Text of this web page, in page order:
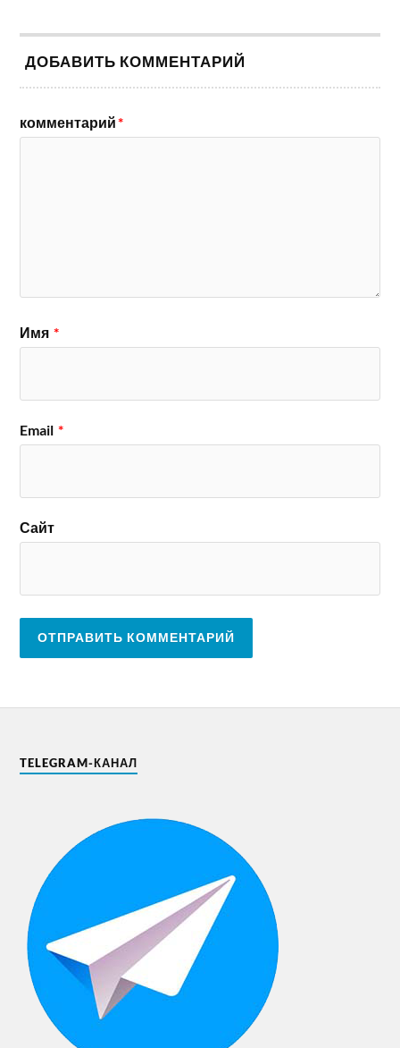
ДОБАВИТЬ КОММЕНТАРИЙ
комментарий*
Имя *
Email *
Сайт
TELEGRAM-КАНАЛ